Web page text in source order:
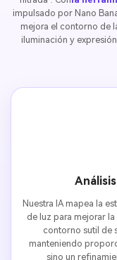
impulsado por Nano
mejora el contorno de
iluminación y
Nuestra IA mapea la
de luz para mejorar
contorno sutil de
manteniendo
sino un